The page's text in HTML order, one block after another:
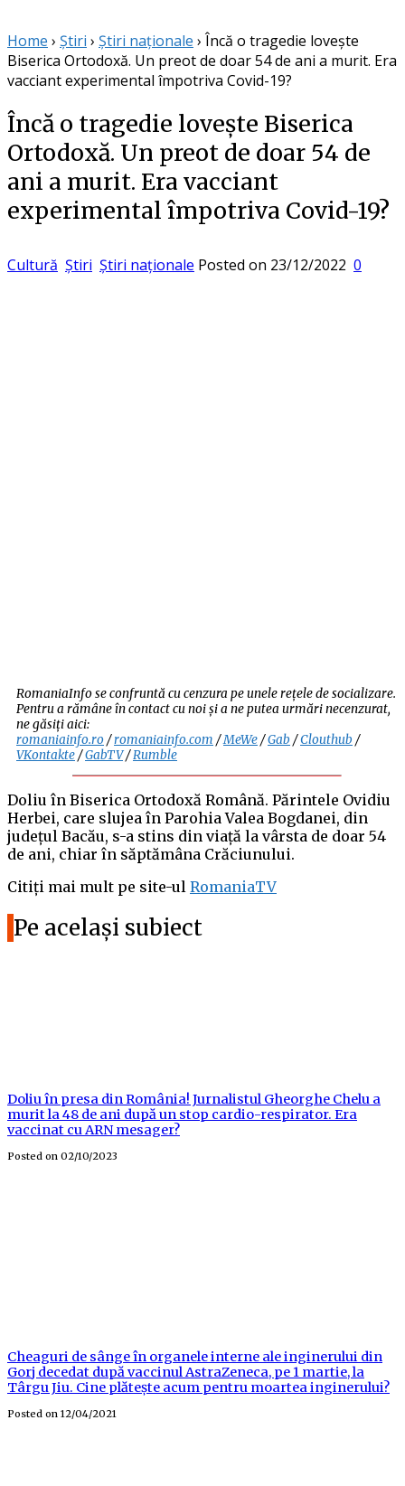
Home › Știri › Știri naționale › Încă o tragedie lovește
Biserica Ortodoxă. Un preot de doar 54 de ani a murit. Era
vacciant experimental împotriva Covid-19?
Încă o tragedie lovește Biserica
Ortodoxă. Un preot de doar 54 de
ani a murit. Era vacciant
experimental împotriva Covid-19?
Cultură Știri Știri naționale Posted on 23/12/2022 0
RomaniaInfo se confruntă cu cenzura pe unele rețele de socializare.
Pentru a rămâne în contact cu noi și a ne putea urmări necenzurat,
ne găsiți aici:
romaniainfo.ro/romaniainfo.com /MeWe/Gab /Clouthub /
VKontakte/GabTV/Rumble
Doliu în Biserica Ortodoxă Română. Părintele Ovidiu
Herbei, care slujea în Parohia Valea Bogdanei, din
județul Bacău, s-a stins din viață la vârsta de doar 54
de ani, chiar în săptămâna Crăciunului.
Citiți mai mult pe site-ul RomaniaTV
Pe același subiect
Doliu în presa din România! Jurnalistul Gheorghe Chelu a
murit la 48 de ani după un stop cardio-respirator. Era
vaccinat cu ARN mesager?
Posted on 02/10/2023
Cheaguri de sânge în organele interne ale inginerului din
Gorj decedat după vaccinul AstraZeneca, pe 1 martie, la
Târgu Jiu. Cine plătește acum pentru moartea inginerului?
Posted on 12/04/2021